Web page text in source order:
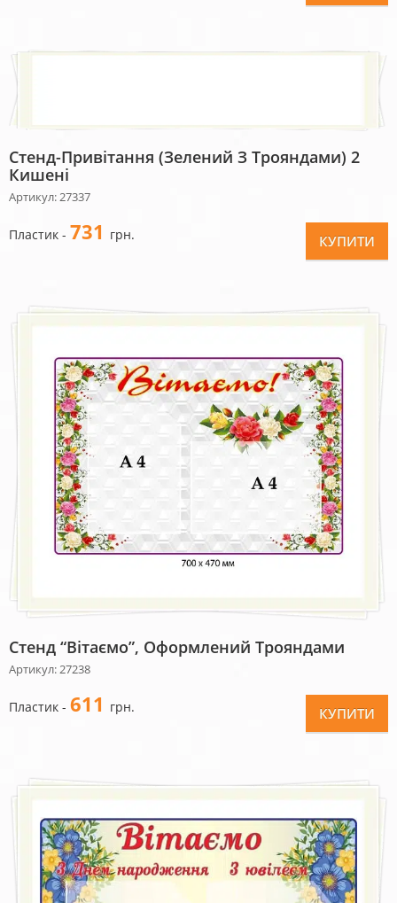
Стенд-Привітання (зелений З Трояндами) 2
Кишені
Артикул: 27337
Пластик - 731 грн. КУПИТИ
Стенд “Вітаємо”, Оформлений Трояндами
Артикул: 27238
Пластик - 611 грн. КУПИТИ